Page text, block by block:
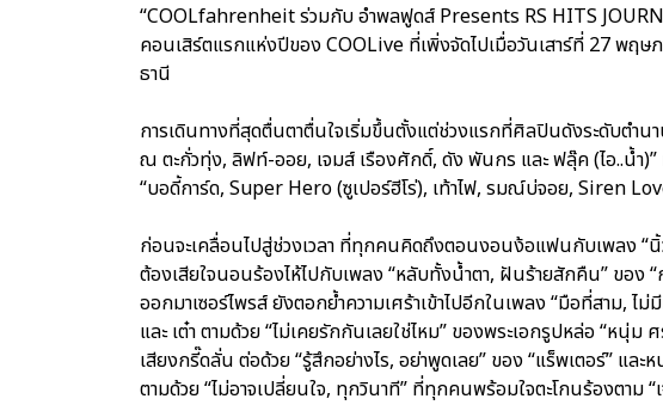
“COOLfahrenheit ร่วมกับ อำพลฟูดส์ Presents RS HITS
คอนเสิร์ตแรกแห่งปีของ COOLive ที่เพิ่งจัดไปเมื่อวันเสาร์ที่ 27 พฤ
ธานี
การเดินทางที่สุดตื่นตาตื่นใจเริ่มขึ้นตั้งแต่ช่วงแรกที่ศิลปินดังระดับตำนา
ณ ตะกั่วทุ่ง, ลิฟท์-ออย, เจมส์ เรืองศักดิ์, ดัง พันกร และ ฟลุ๊ค (ไอ..น้ำ
“บอดี้การ์ด, Super Hero (ซูเปอร์ฮีโร่), เท้าไฟ, รมณ์บ่จอย, Siren
ก่อนจะเคลื่อนไปสู่ช่วงเวลา ที่ทุกคนคิดถึงตอนงอนง้อแฟนกับเพลง “
ต้องเสียใจนอนร้องไห้ไปกับเพลง “หลับทั้งน้ำตา, ฝันร้ายสักคืน” ขอ
ออกมาเซอร์ไพรส์ ยังตอกย้ำความเศร้าเข้าไปอีกในเพลง “มือที่สาม, ไ
และ เต๋า ตามด้วย “ไม่เคยรักกันเลยใช่ไหม” ของพระเอกรูปหล่อ “ห
เสียงกรี๊ดลั่น ต่อด้วย “รู้สึกอย่างไร, อย่าพูดเลย” ของ “แร็พเตอร์” แล
ตามด้วย “ไม่อาจเปลี่ยนใจ, ทุกวินาที” ที่ทุกคนพร้อมใจตะโกนร้องตาม